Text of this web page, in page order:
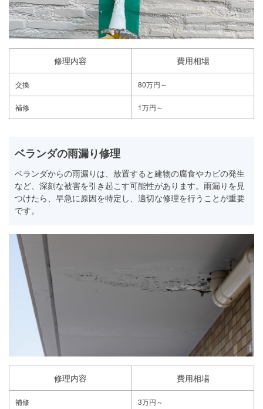
修理内容 費用相場
交換 80万円～
補修 1万円～
ベランダの雨漏り修理
ベランダからの雨漏りは、放置すると建物の腐食やカビの発生
など、深刻な被害を引き起こす可能性があります。雨漏りを見
つけたら、早急に原因を特定し、適切な修理を行うことが重要
です。
修理内容 費用相場
補修 3万円～